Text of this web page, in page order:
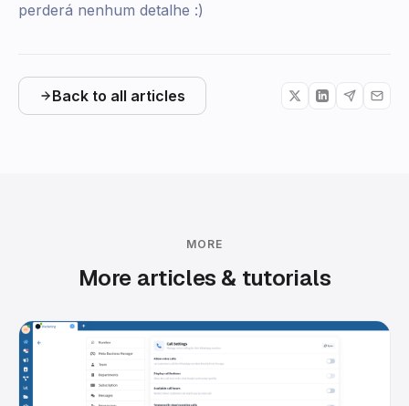
perderá nenhum detalhe :)
Back to all articles
MORE
More articles & tutorials